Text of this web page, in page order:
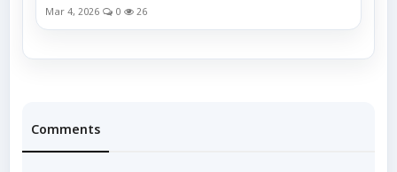
Mar 4, 2026 0 26
Comments